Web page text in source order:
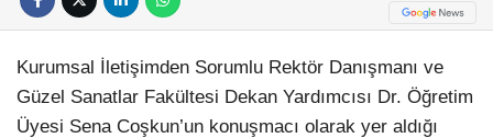
Kurumsal İletişimden Sorumlu Rektör Danışmanı ve
Güzel Sanatlar Fakültesi Dekan Yardımcısı Dr. Öğretim
Üyesi Sena Coşkun’un konuşmacı olarak yer aldığı